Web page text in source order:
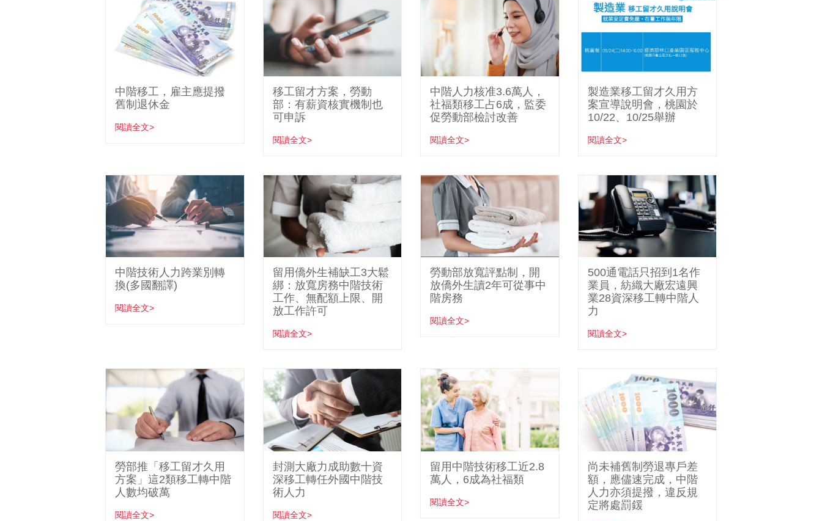
中階移工，雇主應提撥
舊制退休金
閱讀全文>
移工留才方案，勞動
部：有薪資核實機制也
可申訴
閱讀全文>
中階人力核准3.6萬人，
社福類移工占6成，監委
促勞動部檢討改善
閱讀全文>
製造業移工留才久用方
案宣導說明會，桃園於
10/22、10/25舉辦
閱讀全文>
中階技術人力跨業別轉
換(多國翻譯)
閱讀全文>
留用僑外生補缺工3大鬆
綁：放寬房務中階技術
工作、無配額上限、開
放工作許可
閱讀全文>
勞動部放寬評點制，開
放僑外生讀2年可從事中
階房務
閱讀全文>
500通電話只招到1名作
業員，紡織大廠宏遠興
業28資深移工轉中階人
力
閱讀全文>
勞部推「移工留才久用
方案」這2類移工轉中階
人數均破萬
閱讀全文>
封測大廠力成助數十資
深移工轉任外國中階技
術人力
閱讀全文>
留用中階技術移工近2.8
萬人，6成為社福類
閱讀全文>
尚未補舊制勞退專戶差
額，應儘速完成，中階
人力亦須提撥，違反規
定將處罰鍰